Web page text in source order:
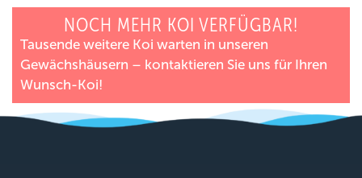
NOCH MEHR KOI VERFÜGBAR!
Tausende weitere Koi warten in unseren
Gewächshäusern – kontaktieren Sie uns für Ihren
Wunsch-Koi!